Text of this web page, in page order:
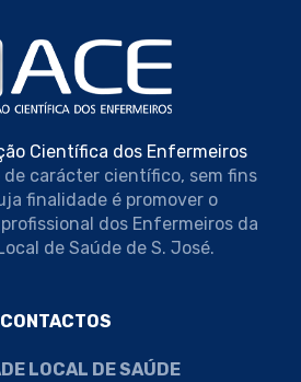
Científica dos Enfermeiros
de carácter científico, sem fins
finalidade é promover o
dos Enfermeiros da
de Saúde de S. José.
CONTACTOS
LOCAL DE SAÚDE